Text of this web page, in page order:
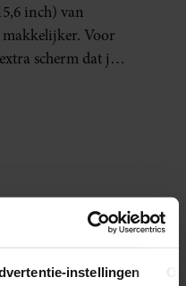
instellingen
inch) van
makkelijker. Voor
scherm dat je